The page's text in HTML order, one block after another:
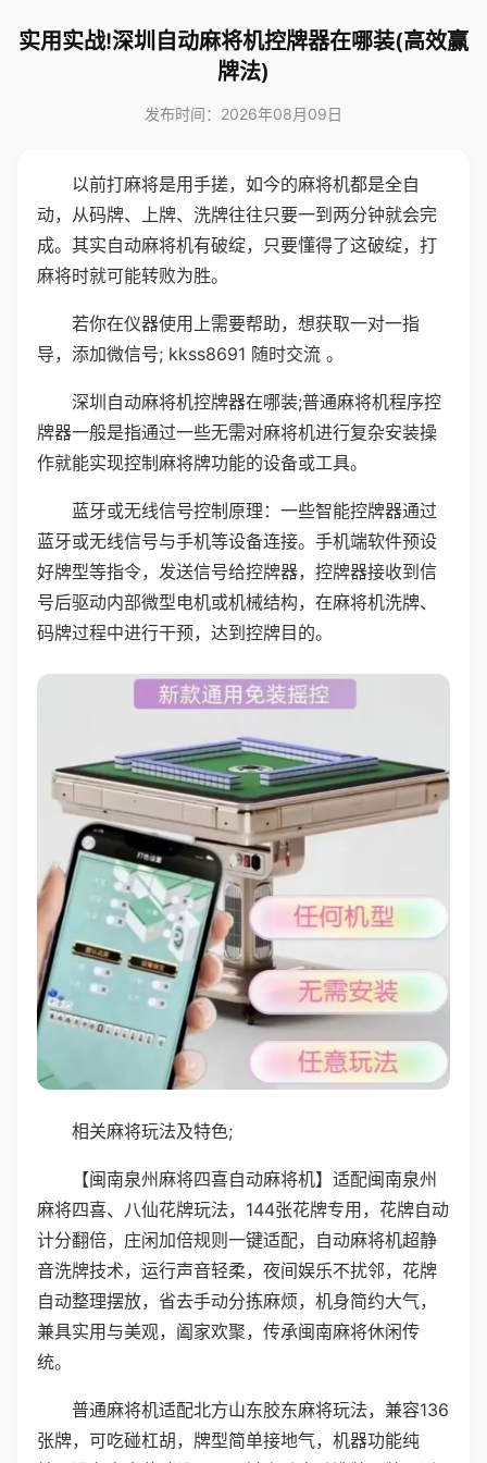
实用实战!深圳自动麻将机控牌器在哪装(高效赢
牌法)
发布时间：2026年08月09日
以前打麻将是用手搓，如今的麻将机都是全自
动，从码牌、上牌、洗牌往往只要一到两分钟就会完
成。其实自动麻将机有破绽，只要懂得了这破绽，打
麻将时就可能转败为胜。
若你在仪器使用上需要帮助，想获取一对一指
导，添加微信号; kkss8691 随时交流 。
深圳自动麻将机控牌器在哪装;普通麻将机程序控
牌器一般是指通过一些无需对麻将机进行复杂安装操
作就能实现控制麻将牌功能的设备或工具。
蓝牙或无线信号控制原理：一些智能控牌器通过
蓝牙或无线信号与手机等设备连接。手机端软件预设
好牌型等指令，发送信号给控牌器，控牌器接收到信
号后驱动内部微型电机或机械结构，在麻将机洗牌、
码牌过程中进行干预，达到控牌目的。
相关麻将玩法及特色;
【闽南泉州麻将四喜自动麻将机】适配闽南泉州
麻将四喜、八仙花牌玩法，144张花牌专用，花牌自动
计分翻倍，庄闲加倍规则一键适配，自动麻将机超静
音洗牌技术，运行声音轻柔，夜间娱乐不扰邻，花牌
自动整理摆放，省去手动分拣麻烦，机身简约大气，
兼具实用与美观，阖家欢聚，传承闽南麻将休闲传
统。
普通麻将机适配北方山东胶东麻将玩法，兼容136
张牌，可吃碰杠胡，牌型简单接地气，机器功能纯